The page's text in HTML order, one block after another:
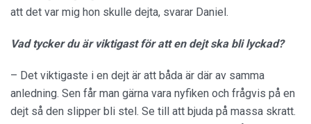
att det var mig hon skulle dejta, svarar Daniel.
Vad tycker du är viktigast för att en dejt ska bli lyckad?
– Det viktigaste i en dejt är att båda är där av samma
anledning. Sen får man gärna vara nyfiken och frågvis på en
dejt så den slipper bli stel. Se till att bjuda på massa skratt.